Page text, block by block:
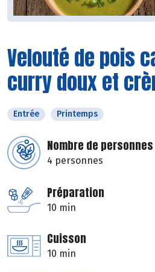
Velouté de pois
curry doux et
Entrée Printemps
Nombre de personnes
4 personnes
Préparation
10 min
Cuisson
10 min